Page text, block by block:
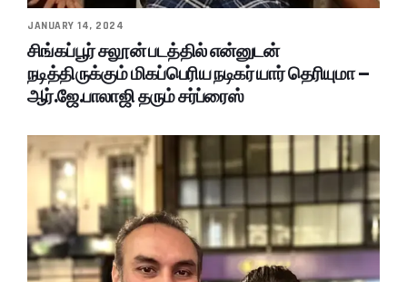
JANUARY 14, 2024
சிங்கப்பூர் சலூன் படத்தில் என்னுடன்
நடித்திருக்கும் மிகப்பெரிய நடிகர் யார் தெரியுமா –
ஆர்.ஜே.பாலாஜி தரும் சர்ப்ரைஸ்